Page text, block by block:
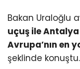
Bakan Uraloğlu
uçuş ile Antalya
Avrupa’nın en
şeklinde konuştu.